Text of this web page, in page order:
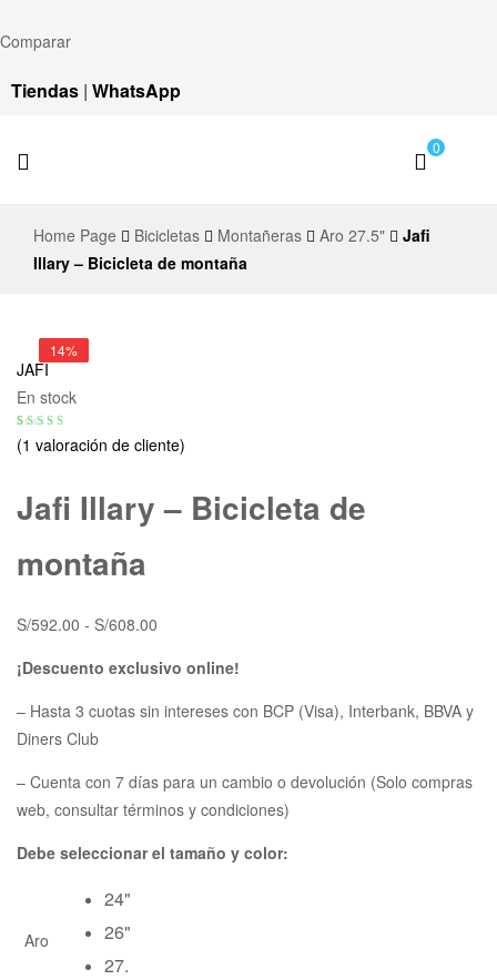
Tiendas | WhatsApp
Bike
0
Home Page Bicicletas Montañeras Aro 27.5"
Jafi
Illary – Bicicleta de montaña
21%
JAFI
En stock
Valorado con
5.00
1
valoración de
un cliente
(1 valoración de cliente)
Jafi Illary – Bicicleta de
montaña
S/592.00 - S/608.00
¡Descuento exclusivo online!
– Hasta 3 cuotas sin intereses con BCP (Visa), Interbank, BBVA y
Diners Club
– Cuenta con 7 días para un cambio o devolución (Solo compras
web, consultar términos y condiciones)
Debe seleccionar el tamaño y color:
Aro
24"
26"
27.
35%
22%
35%
14%
Comparar